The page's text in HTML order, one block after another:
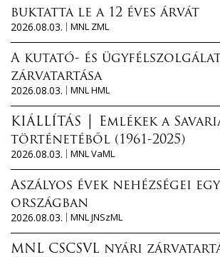
buktatta le a 12 éves árvát
2026.08.03.
MNL ZML
A kutató- és
zárvatartása
2026.08.03.
MNL HML
KIÁLLÍTÁS │ Emlékek a
történetéből (1961-2025)
2026.08.03.
MNL VaML
Aszályos évek nehézségei
országban
2026.08.03.
MNL JNSzML
MNL CSCSVL nyári